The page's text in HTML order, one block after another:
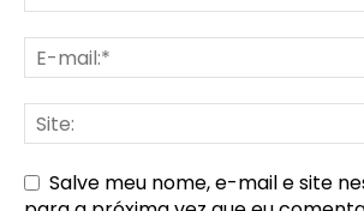
Salve meu nome, e-mail e site